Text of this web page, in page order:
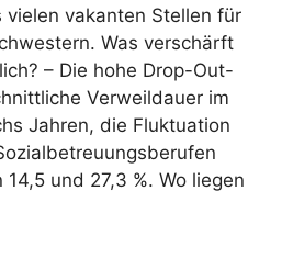
vakanten Stellen für
Was verschärft
– Die hohe Drop-Out-
Verweildauer im
Jahren, die Fluktuation
und 27,3 %. Wo liegen